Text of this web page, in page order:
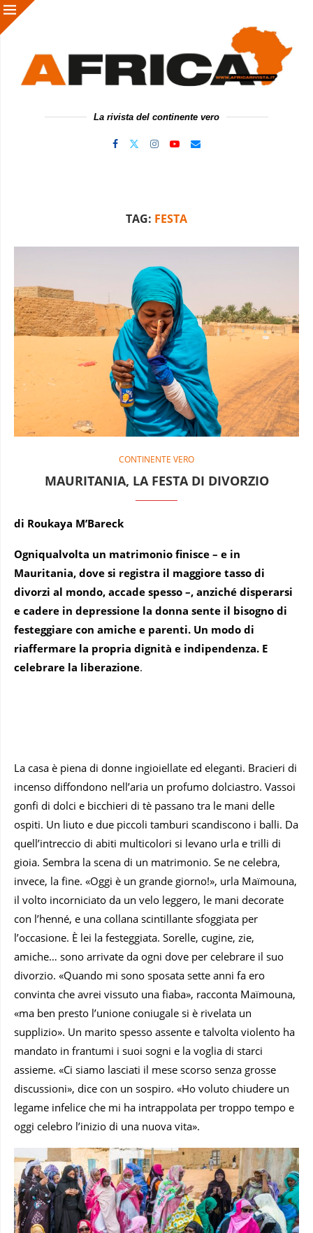
La rivista del continente vero
TAG: FESTA
CONTINENTE VERO
MAURITANIA, LA FESTA DI DIVORZIO
di Roukaya M’Bareck
Ogniqualvolta un matrimonio finisce – e in
Mauritania, dove si registra il maggiore tasso di
divorzi al mondo, accade spesso –, anziché disperarsi
e cadere in depressione la donna sente il bisogno di
festeggiare con amiche e parenti. Un modo di
riaffermare la propria dignità e indipendenza. E
celebrare la liberazione.
La casa è piena di donne ingioiellate ed eleganti. Bracieri di
incenso diffondono nell’aria un profumo dolciastro. Vassoi
gonfi di dolci e bicchieri di tè passano tra le mani delle
ospiti. Un liuto e due piccoli tamburi scandiscono i balli. Da
quell’intreccio di abiti multicolori si levano urla e trilli di
gioia. Sembra la scena di un matrimonio. Se ne celebra,
invece, la fine. «Oggi è un grande giorno!», urla Maïmouna,
il volto incorniciato da un velo leggero, le mani decorate
con l’henné, e una collana scintillante sfoggiata per
l’occasione. È lei la festeggiata. Sorelle, cugine, zie,
amiche… sono arrivate da ogni dove per celebrare il suo
divorzio. «Quando mi sono sposata sette anni fa ero
convinta che avrei vissuto una fiaba», racconta Maïmouna,
«ma ben presto l’unione coniugale si è rivelata un
supplizio». Un marito spesso assente e talvolta violento ha
mandato in frantumi i suoi sogni e la voglia di starci
assieme. «Ci siamo lasciati il mese scorso senza grosse
discussioni», dice con un sospiro. «Ho voluto chiudere un
legame infelice che mi ha intrappolata per troppo tempo e
oggi celebro l’inizio di una nuova vita».